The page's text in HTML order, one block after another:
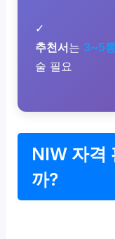
✓
추천서는 3~5
술 필요
NIW 자격
까?